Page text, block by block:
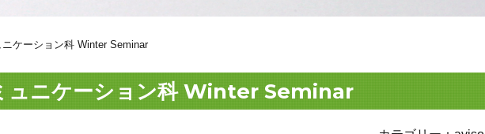
ケーション科 Winter Seminar
ュニケーション科 Winter Seminar